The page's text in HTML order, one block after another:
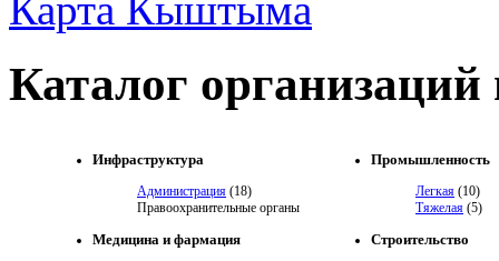
Каталог
Инфраструктура
Администрация (18)
Правоохранительные органы
Медицина и фармация
Промышленность
Легкая (10)
Тяжелая (5)
Строительство